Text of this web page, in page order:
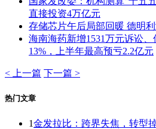
直接投资4万亿元
存储芯片午后局部回暖 德明
海南海药新增1531万元诉讼
13%，上半年最高预亏2.2亿元
< 上一篇 下一篇 >
热门文章
1金发拉比：跨界失焦，转型